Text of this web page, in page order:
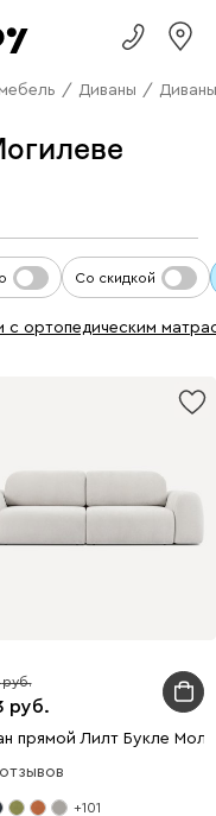
/ Диваны /
Со скидкой
с ортопедическим
прямой Лилт Букле
отзывов
+101